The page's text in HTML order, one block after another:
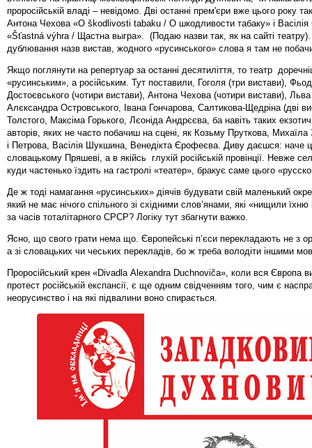
проросійській владі – невідомо. Дві останні прем'єри вже цього року
Антона Чехова «O škodlivosti tabaku / О шкодливости табаку» і Васілія
«Šťastná výhra / Щастна выгра». (Подаю назви так, як на сайті театру).
дублювання назв вистав, жодного «русинського» слова я там не
Якщо поглянути на репертуар за останні десятиліття, то театр
«русинським», а російським. Тут поставили, Гоголя (три вистави),
Достоєвського (чотири вистави), Антона Чехова (чотири вистави),
Алєксандра Островського, Івана Гончарова, Салтикова-Щедріна (дві
Толстого, Максіма Горького, Лєоніда Андрєєва, ба навіть таких
авторів, яких не часто побачиш на сцені, як Козьму Пруткова,
і Петрова, Васілія Шукшина, Венедікта Єрофеєва. Диву даєшся: наче
словацькому Пряшеві, а в якійсь глухій російській провінції. Невже
куди частенько їздить на гастролі «театер», бракує саме цього
Де ж тоді намагання «русинських» діячів будувати свій маленький
який не має нічого спільного зі східними слов’янами, які «нищили їхню
за часів тоталітарного СРСР? Логіку тут збагнути важко.
Ясно, що свого грати нема що. Європейські п’єси перекладають не з
а зі словацьких чи чеських перекладів, бо ж треба володіти іншими
Проросійський крен «Divadlа Alexandra Duchnoviča», коли вся Європа
протест російській експансії, є ще одним свідченням того, чим є
неорусинство і на які підвалини воно спирається.